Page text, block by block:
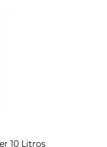
10 Litros